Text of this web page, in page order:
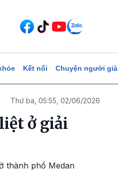
Kết nối Chuyện người già
Thứ ba, 05:55, 02/06/2026
ở giải
thành phố Medan